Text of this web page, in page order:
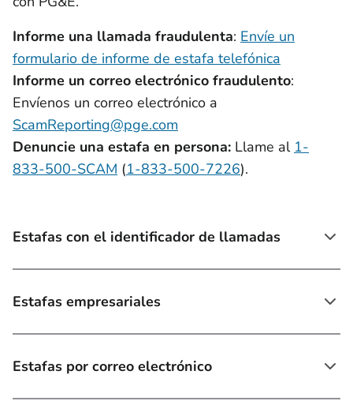
Informe una llamada fraudulenta: Envíe un
formulario de informe de estafa telefónica
Informe un correo electrónico fraudulento:
Envíenos un correo electrónico a
ScamReporting@pge.com
Denuncie una estafa en persona: Llame al 1-
833-500-SCAM (1-833-500-7226).
Estafas con el identificador de llamadas
Estafas empresariales
Estafas por correo electrónico